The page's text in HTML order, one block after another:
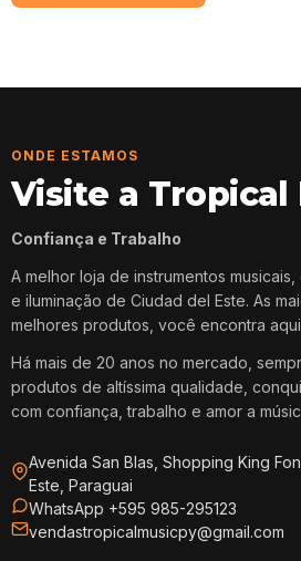
ONDE ESTAMOS
Visite a Tropical
Confiança e Trabalho
A melhor loja de instrumentos
e iluminação de Ciudad del Este. As
melhores produtos, você encontra
Há mais de 20 anos no mercado,
produtos de altíssima qualidade,
com confiança, trabalho e amor a
Avenida San Blas, Shopping King
Este, Paraguai
WhatsApp +595 985-295123
vendastropicalmusicpy@gmail.com